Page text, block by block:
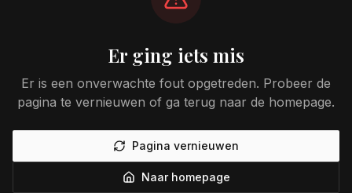
Er ging iets mis
Er is een onverwachte fout opgetreden. Probeer de
pagina te vernieuwen of ga terug naar de homepage.
Pagina vernieuwen
Naar homepage